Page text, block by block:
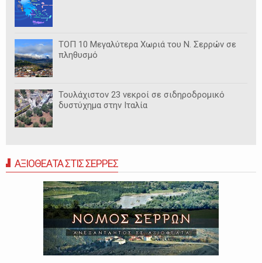
ΤΟΠ 10 Μεγαλύτερα Χωριά του Ν. Σερρών σε
πληθυσμό
Τουλάχιστον 23 νεκροί σε σιδηροδρομικό
δυστύχημα στην Ιταλία
ΑΞΙΟΘΕΑΤΑ ΣΤΙΣ ΣΕΡΡΕΣ